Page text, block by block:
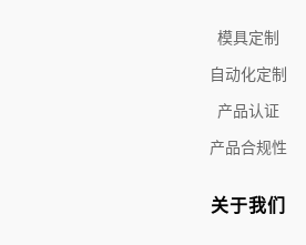
模具定制
自动化定制
产品认证
产品合规性
关于我们